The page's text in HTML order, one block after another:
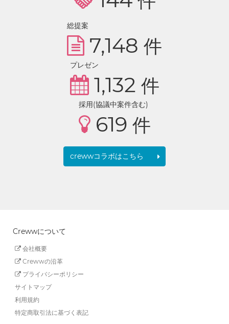
総提案
7,148 件
プレゼン
1,132 件
採用(協議中案件含む)
619 件
crewwコラボはこちら
Crewwについて
会社概要
Crewwの沿革
プライバシーポリシー
サイトマップ
利用規約
特定商取引法に基づく表記